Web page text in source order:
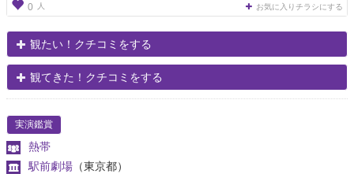
0 人 お気に入りチラシにする
観たい！クチコミをする
観てきた！クチコミをする
実演鑑賞
熱帯
駅前劇場 （東京都）